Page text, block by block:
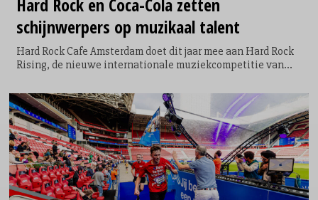
schijnwerpers op muzikaal talent
Hard Rock Cafe Amsterdam doet dit jaar mee aan Hard Rock
Rising, de nieuwe internationale muziekcompetitie van
plaats in 64 Hard Rock Cafés wereldwijd en geeft
opkomende singer-songwriters, dj’s en bands de kans om
zich te presenteren aan een internationaal publiek. Voor de
Amsterdamse editie ligt de focus dit jaar volledig op singer-
songwriters.